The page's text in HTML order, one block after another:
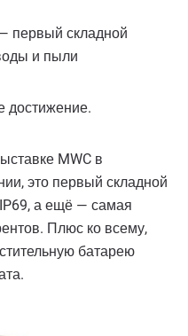
первый складной
и пыли
достижение.
MWC в
это первый складной
а ещё — самая
Плюс ко всему,
батарею